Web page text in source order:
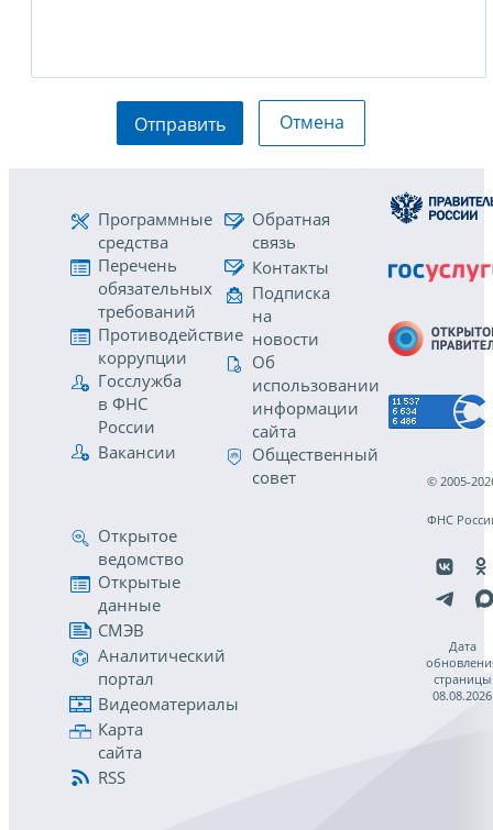
Отправить Отмена
Программные
средства
Перечень
обязательных
требований
Противодействие
коррупции
Госслужба
в ФНС
России
Вакансии
Обратная
связь
Контакты
Подписка
на
новости
Об
использовании
информации
сайта
Общественный
совет
Открытое
ведомство
Открытые
данные
СМЭВ
Аналитический
портал
Видеоматериалы
Карта
сайта
RSS
© 2005-
ФНС
Дата
страницы
08.08.2026